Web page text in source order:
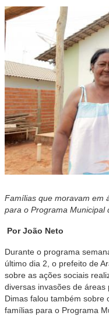
Famílias que moravam em
para o Programa Municipal
Por João Neto
Durante o programa
último dia 2, o prefeito de
sobre as ações sociais
diversas invasões de áreas
Dimas falou também sobre
famílias para o Programa